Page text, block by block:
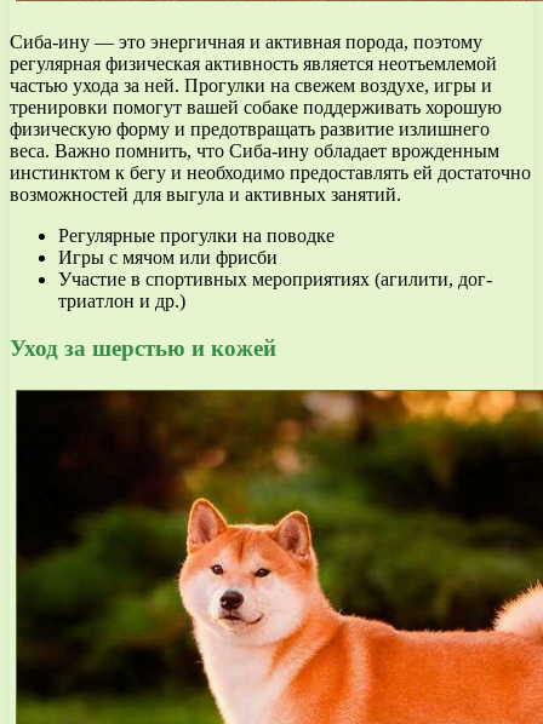
Сиба-ину — это энергичная и активная порода, поэтому
регулярная физическая активность является неотъемлемой
частью ухода за ней. Прогулки на свежем воздухе, игры и
тренировки помогут вашей собаке поддерживать хорошую
физическую форму и предотвращать развитие излишнего
веса. Важно помнить, что Сиба-ину обладает врожденным
инстинктом к бегу и необходимо предоставлять ей достаточно
возможностей для выгула и активных занятий.
Регулярные прогулки на поводке
Игры с мячом или фрисби
Участие в спортивных мероприятиях (агилити, дог-
триатлон и др.)
Уход за шерстью и кожей